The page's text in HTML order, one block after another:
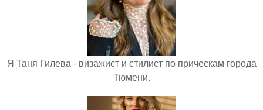
Я Таня Гилева - визажист и стилист по прическам города
Тюмени.